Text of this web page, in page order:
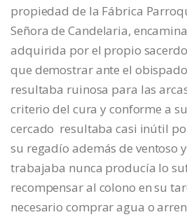
propiedad de la Fábrica
Señora de Candelaria,
adquirida por el propio
que demostrar ante el
resultaba ruinosa para las
criterio del cura y conforme a
cercado resultaba casi inútil
su regadío además de ventoso
trabajaba nunca producía lo
recompensar al colono en su
necesario comprar agua o